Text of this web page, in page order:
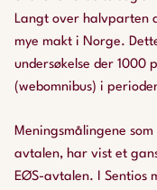
Langt over halvparten
mye makt i Norge.
undersøkelse der 1000
(webomnibus) i
Meningsmålingene
avtalen, har vist et
EØS-avtalen. I Sentios